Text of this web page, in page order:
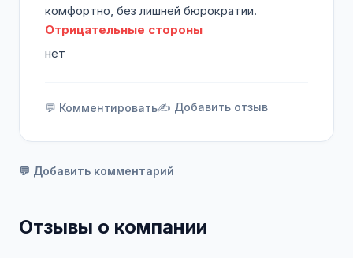
комфортно, без лишней бюрократии.
Отрицательные стороны
нет
💬 Комментировать✍️ Добавить отзыв
💬 Добавить комментарий
Отзывы о компании